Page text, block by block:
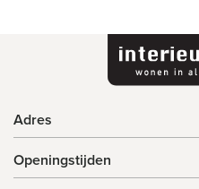
Adres
Openingstijden